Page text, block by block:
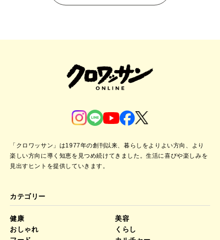
「クロワッサン」は1977年の創刊以来、暮らしをよりよい方向、より
楽しい方向に導く知恵を見つめ続けてきました。生活に喜びや楽しみを
見出すヒントを提供していきます。
カテゴリー
健康
美容
おしゃれ
くらし